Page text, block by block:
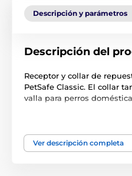
Descripción y parámetros
Descripción del
Receptor y collar de
PetSafe Classic. El collar
valla para perros
Ver descripción completa